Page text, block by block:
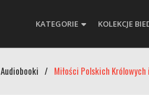
KATEGORIE KOLEKCJE
Audiobooki / Miłości Polskich